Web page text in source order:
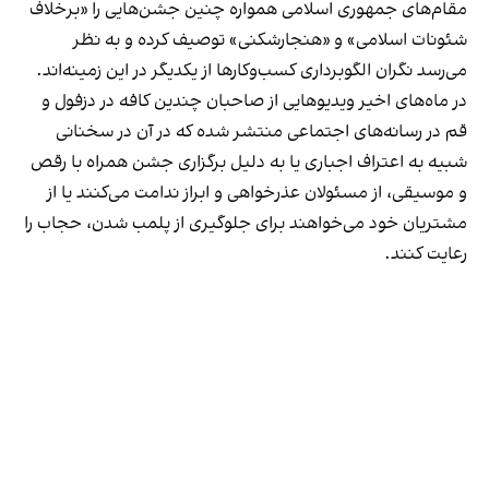
مقام‌های جمهوری اسلامی همواره چنین جشن‌هایی را «برخلاف
شئونات اسلامی» و «هنجارشکنی» توصیف کرده و به نظر
می‌رسد نگران الگوبرداری کسب‌وکارها از یکدیگر در این زمینه‌اند.
در ماه‌های اخیر ویدیوهایی از صاحبان چندین کافه در دزفول و
قم در رسانه‌های اجتماعی منتشر شده که در آن در سخنانی
شبیه به اعتراف اجباری یا به دلیل برگزاری جشن همراه با رقص
و موسیقی، از مسئولان عذرخواهی و ابراز ندامت می‌کنند یا از
مشتریان خود می‌خواهند برای جلوگیری از پلمب شدن، حجاب را
رعایت کنند.